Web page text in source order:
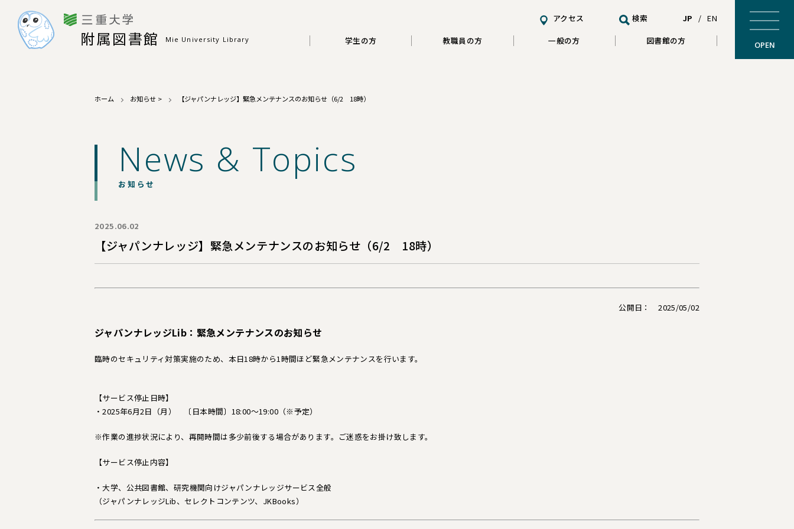
附属図書館 Mie University Library 学生の方 教職員の方 一般の方 図書館の方
アクセス 検索 JP / EN
OPEN
ホーム お知らせ > 【ジャパンナレッジ】緊急メンテナンスのお知らせ（6/2 18時）
News & Topics
お知らせ
2025.06.02
【ジャパンナレッジ】緊急メンテナンスのお知らせ（6/2 18時）
公開日： 2025/05/02
ジャパンナレッジLib：緊急メンテナンスのお知らせ
臨時のセキュリティ対策実施のため、本日18時から1時間ほど緊急メンテナンスを行います。
【サービス停止日時】
・2025年6月2日（月） 〔日本時間〕18:00～19:00（※予定）
※作業の進捗状況により、再開時間は多少前後する場合があります。ご迷惑をお掛け致します。
【サービス停止内容】
・大学、公共図書館、研究機関向けジャパンナレッジサービス全般
（ジャパンナレッジLib、セレクトコンテンツ、JKBooks）